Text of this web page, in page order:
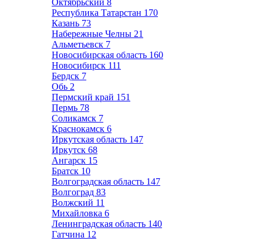
Октябрьский 8
Республика Татарстан 170
Казань 73
Набережные Челны 21
Альметьевск 7
Новосибирская область 160
Новосибирск 111
Бердск 7
Обь 2
Пермский край 151
Пермь 78
Соликамск 7
Краснокамск 6
Иркутская область 147
Иркутск 68
Ангарск 15
Братск 10
Волгоградская область 147
Волгоград 83
Волжский 11
Михайловка 6
Ленинградская область 140
Гатчина 12